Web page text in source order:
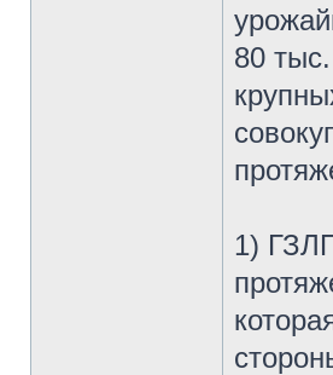
80
1)